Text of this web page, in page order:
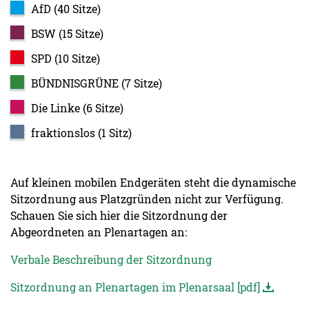
AfD (40 Sitze)
BSW (15 Sitze)
SPD (10 Sitze)
BÜNDNISGRÜNE (7 Sitze)
Die Linke (6 Sitze)
fraktionslos (1 Sitz)
Auf kleinen mobilen Endgeräten steht die dynamische
Sitzordnung aus Platzgründen nicht zur Verfügung.
Schauen Sie sich hier die Sitzordnung der
Abgeordneten an Plenartagen an:
Verbale Beschreibung der Sitzordnung
Sitzordnung an Plenartagen im Plenarsaal [pdf]